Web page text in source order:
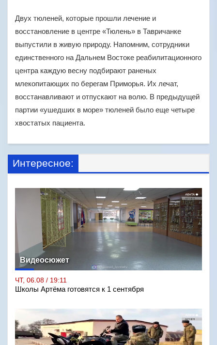
Двух тюленей, которые прошли лечение и
восстановление в центре «Тюлень» в Тавричанке
выпустили в живую природу. Напомним, сотрудники
единственного на Дальнем Востоке реабилитационного
центра каждую весну подбирают раненых
млекопитающих по берегам Приморья. Их лечат,
восстанавливают и отпускают на волю. В предыдущей
партии «ушедших в море» тюленей было еще четыре
хвостатых пациента.
Интересное:
Видеосюжет
ЧТ, 06.08 / 19:11
Школы Артёма готовятся к 1 сентября